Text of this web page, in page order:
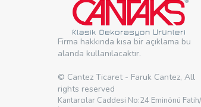
Firma hakkında kısa bir açıklama bu
alanda kullanılacaktır.
© Cantez Ticaret - Faruk Cantez, All
rights reserved
Kantarcılar Caddesi No:24 Eminönü Fatih/